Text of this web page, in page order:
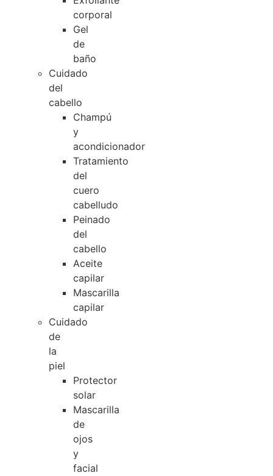
corporal
Gel
de
baño
Cuidado
del
cabello
Champú
y
acondicionador
Tratamiento
del
cuero
cabelludo
Peinado
del
cabello
Aceite
capilar
Mascarilla
capilar
Cuidado
de
la
piel
Protector
solar
Mascarilla
de
ojos
y
facial